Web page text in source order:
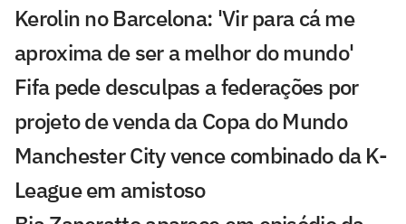
Kerolin no Barcelona: 'Vir para cá me
aproxima de ser a melhor do mundo'
Fifa pede desculpas a federações por
projeto de venda da Copa do Mundo
Manchester City vence combinado da K-
League em amistoso